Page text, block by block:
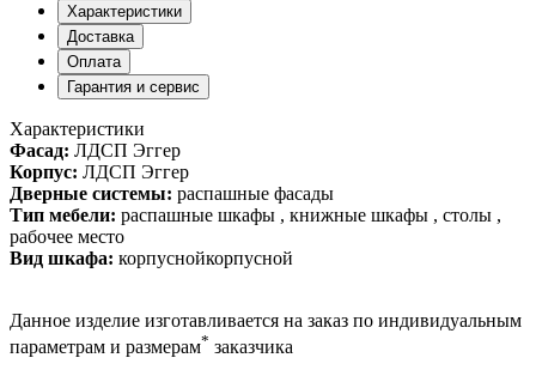
Характеристики
Доставка
Оплата
Гарантия и сервис
Характеристики
Фасад: ЛДСП Эггер
Корпус: ЛДСП Эггер
Дверные системы: распашные фасады
Тип мебели: распашные шкафы , книжные шкафы , столы ,
рабочее место
Вид шкафа: корпуснойкорпусной
Данное изделие изготавливается на заказ по индивидуальным
параметрам и размерам* заказчика